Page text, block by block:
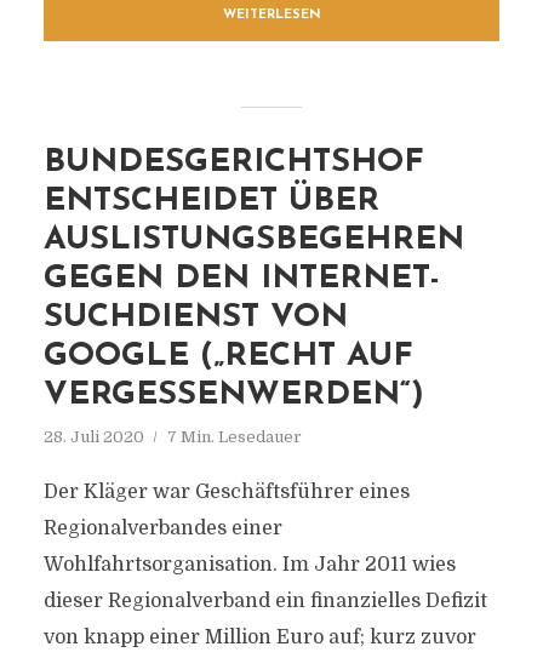
WEITERLESEN
BUNDESGERICHTSHOF
ENTSCHEIDET ÜBER
AUSLISTUNGSBEGEHREN
GEGEN DEN INTERNET-
SUCHDIENST VON
GOOGLE („RECHT AUF
VERGESSENWERDEN“)
28. Juli 2020 7 Min. Lesedauer
Der Kläger war Geschäftsführer eines
Regionalverbandes einer
Wohlfahrtsorganisation. Im Jahr 2011 wies
dieser Regionalverband ein finanzielles Defizit
von knapp einer Million Euro auf; kurz zuvor